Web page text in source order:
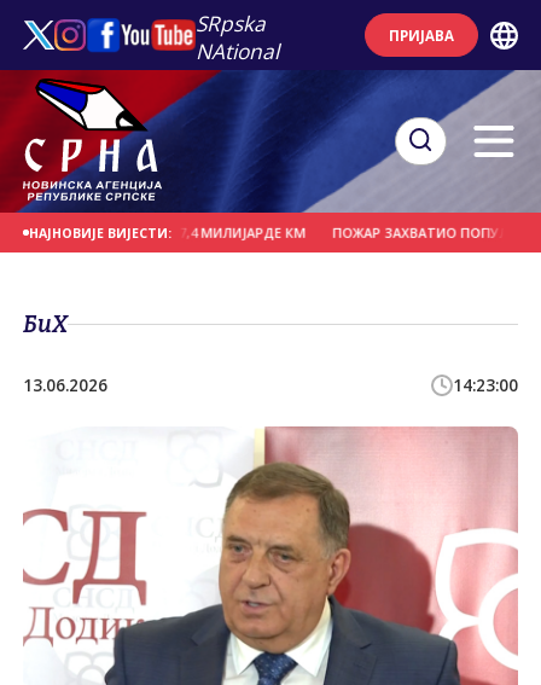
SRpska
NAtional
ПРИЈАВА
НАЈНОВИЈЕ ВИЈЕСТИ:
ЗА ТРИ ГОДИНЕ 7,4 МИЛИЈАРДЕ КМ ПОЖАР ЗАХВАТИО ПОПУЛАРНИ
БиХ
13.06.2026 14:23:00